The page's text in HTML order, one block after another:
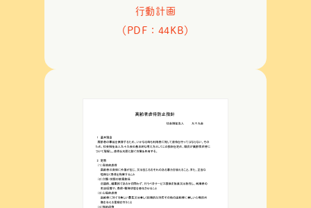
行動計画
（PDF：44KB）